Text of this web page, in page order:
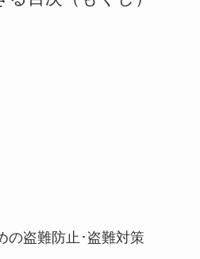
の盗難防止･盗難対策